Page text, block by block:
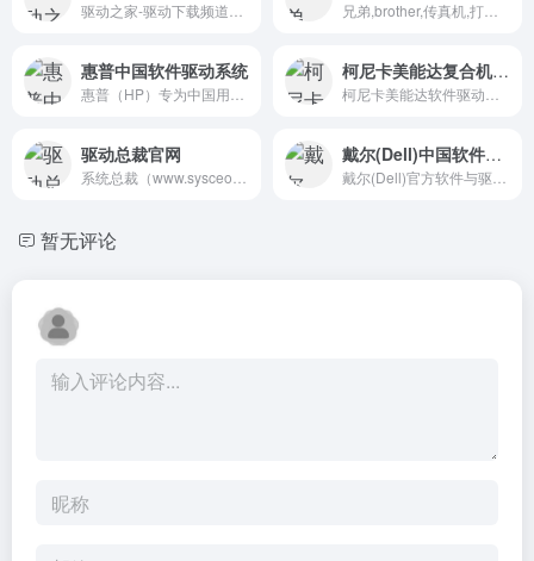
惠普中国软件驱动系统 柯尼卡美能达复合机驱动程序
驱动总裁官网 戴尔(Dell)中国软件驱动系统
暂无评论